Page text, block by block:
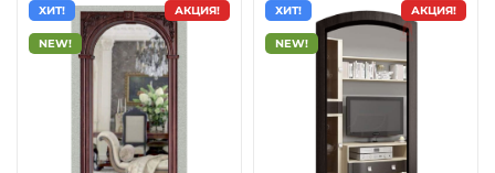
АКЦИЯ!
ХИТ!
NEW!
АКЦИЯ!
ХИТ!
NEW!